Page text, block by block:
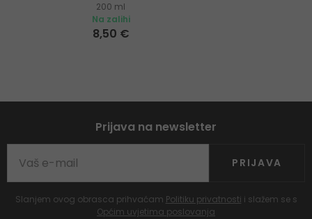
200 ml
Na zalihi
8,50 €
Prijava na newsletter
PRIJAVA
Slanjem ovog obrasca prihvaćam Politiku privatnosti i slažem se s
Općim uvjetima poslovanja